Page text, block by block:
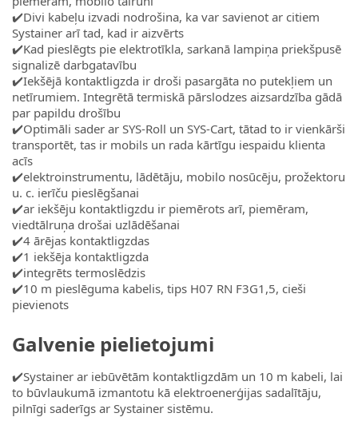
✔️Divi kabeļu izvadi nodrošina, ka var savienot ar citiem
Systainer arī tad, kad ir aizvērts
✔️Kad pieslēgts pie elektrotīkla, sarkanā lampiņa priekšpusē
signalizē darbgatavību
✔️Iekšējā kontaktligzda ir droši pasargāta no putekļiem un
netīrumiem. Integrētā termiskā pārslodzes aizsardzība gādā
par papildu drošību
✔️Optimāli sader ar SYS-Roll un SYS-Cart, tātad to ir vienkārši
transportēt, tas ir mobils un rada kārtīgu iespaidu klienta
acīs
✔️elektroinstrumentu, lādētāju, mobilo nosūcēju, prožektoru
u. c. ierīču pieslēgšanai
✔️ar iekšēju kontaktligzdu ir piemērots arī, piemēram,
viedtālruņa drošai uzlādēšanai
✔️4 ārējas kontaktligzdas
✔️1 iekšēja kontaktligzda
✔️integrēts termoslēdzis
✔️10 m pieslēguma kabelis, tips H07 RN F3G1,5, cieši
pievienots
Galvenie pielietojumi
✔️Systainer ar iebūvētām kontaktligzdām un 10 m kabeli, lai
to būvlaukumā izmantotu kā elektroenerģijas sadalītāju,
pilnīgi saderīgs ar Systainer sistēmu.